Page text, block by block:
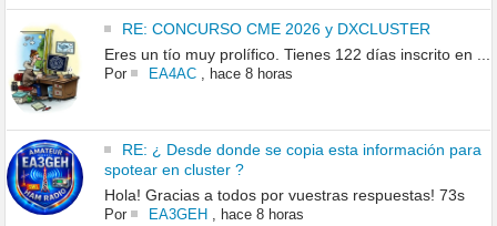
RE: CONCURSO CME 2026 y DXCLUSTER
Eres un tío muy prolífico. Tienes 122 días inscrito en ...
Por EA4AC, hace 8 horas
RE: ¿ Desde donde se copia esta información para
spotear en cluster ?
Hola! Gracias a todos por vuestras respuestas! 73s
Por EA3GEH, hace 8 horas